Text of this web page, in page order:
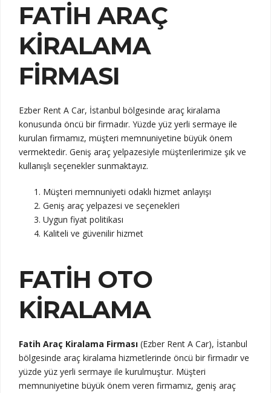
FATIH ARAÇ
KIRALAMA
FIRMASI
Ezber Rent A Car, İstanbul bölgesinde araç kiralama
konusunda öncü bir firmadır. Yüzde yüz yerli sermaye ile
kurulan firmamız, müşteri memnuniyetine büyük önem
vermektedir. Geniş araç yelpazesiyle müşterilerimize şık ve
kullanışlı seçenekler sunmaktayız.
Müşteri memnuniyeti odaklı hizmet anlayışı
Geniş araç yelpazesi ve seçenekleri
Uygun fiyat politikası
Kaliteli ve güvenilir hizmet
FATIH OTO
KIRALAMA
Fatih Araç Kiralama Firması (Ezber Rent A Car), İstanbul
bölgesinde araç kiralama hizmetlerinde öncü bir firmadır ve
yüzde yüz yerli sermaye ile kurulmuştur. Müşteri
memnuniyetine büyük önem veren firmamız, geniş araç